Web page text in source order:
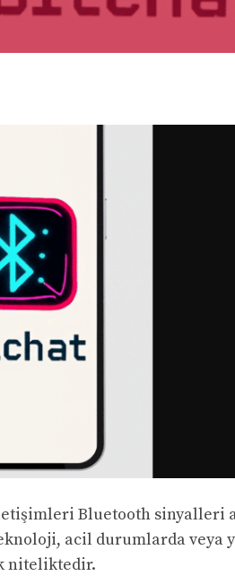
Bluetooth sinyalleri
acil durumlarda veya
niteliktedir.